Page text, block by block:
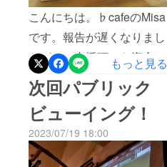
こんにちは。♭cafeのMisa
です。報告が遅くなりまし
たが、ご支援頂いた資金で
プロジェクターを購入する
ことが出来ました。本当に
ありがとうございます。す
でにパブリックビューイン
グは開催されていますが、
もっと見る
次回パブリック
ビューイング！
2023/07/19 18:00